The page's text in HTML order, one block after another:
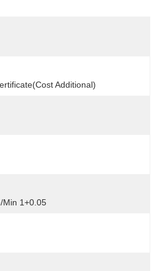
Additional)
1+0.05 0mm/min أو 3+0.05 0mm/min